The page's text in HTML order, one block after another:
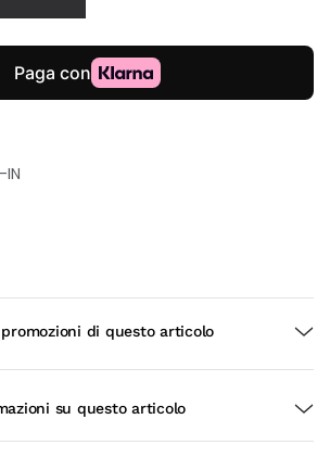
IN
di questo articolo
su questo articolo